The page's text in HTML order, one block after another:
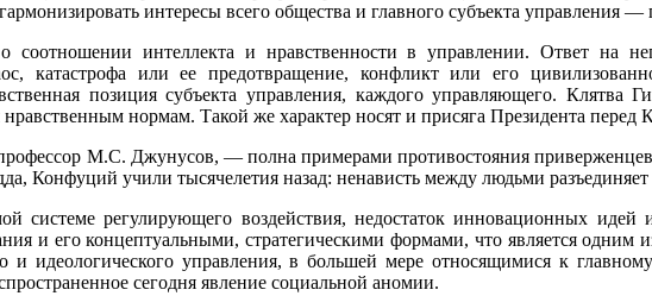
интересы всего общества и главного субъекта управления —
соотношении интеллекта и нравственности в управлении. Ответ на
катастрофа или ее предотвращение, конфликт или его
позиция субъекта управления, каждого управляющего. Клятва
нормам. Такой же характер носят и присяга Президента
М.С. Джунусов, — полна примерами противостояния
Конфуций учили тысячелетия назад: ненависть между людьми
системе регулирующего воздействия, недостаток инновационных
и его концептуальными, стратегическими формами, что является
и идеологического управления, в большей мере относящимися к
сегодня явление социальной аномии.